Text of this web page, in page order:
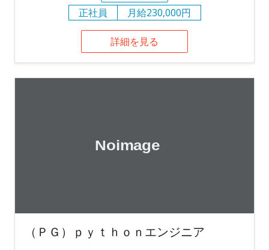
正社員
月給230,000円
詳細を見る
（ＰＧ）ｐｙｔｈｏｎエンジニア